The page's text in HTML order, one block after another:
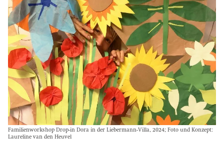
Familienworkshop Drop-in Dora in der Liebermann-Villa, 2024; Foto und Konzept:
Laureline van den Heuvel